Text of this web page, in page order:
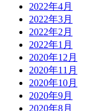
2022年4月
2022年3月
2022年2月
2022年1月
2020年12月
2020年11月
2020年10月
2020年9月
2020年8月